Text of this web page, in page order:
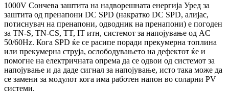
1000V Сончева заштита на надворешната енергија Уред за
заштита од пренапони DC SPD (накратко DC SPD, алијас,
потиснувач на пренапони, одводник на пренапони) е погоден
за TN-S, TN-CS, TT, IT итн, системот за напојување од AC
50/60Hz. Кога SPD ќе се расипе поради прекумерна топлина
или прекумерна струја, ослободувањето на дефектот ќе и
помогне на електричната опрема да се одвои од системот за
напојување и да даде сигнал за напојување, исто така може да
се замени за модулот кога има работен напон во соларни PV
системи.